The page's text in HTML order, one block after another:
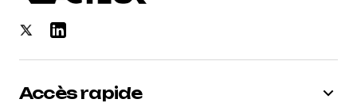
Accès rapide